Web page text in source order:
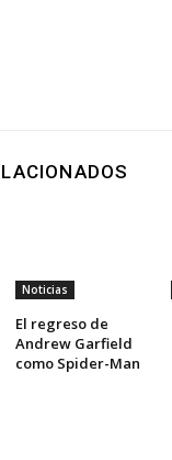
Noticias
El regreso de
Andrew Garfield
como Spider-Man